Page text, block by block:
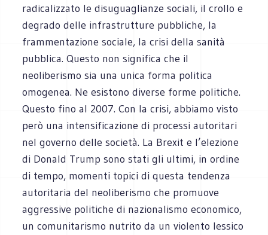
radicalizzato le disuguaglianze sociali, il crollo e
degrado delle infrastrutture pubbliche, la
frammentazione sociale, la crisi della sanità
pubblica. Questo non significa che il
neoliberismo sia una unica forma politica
omogenea. Ne esistono diverse forme politiche.
Questo fino al 2007. Con la crisi, abbiamo visto
però una intensificazione di processi autoritari
nel governo delle società. La Brexit e l’elezione
di Donald Trump sono stati gli ultimi, in ordine
di tempo, momenti topici di questa tendenza
autoritaria del neoliberismo che promuove
aggressive politiche di nazionalismo economico,
un comunitarismo nutrito da un violento lessico